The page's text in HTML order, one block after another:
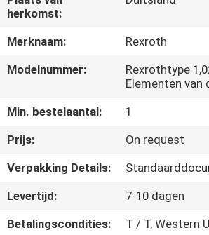
FABRIEKSREIS
CONTACTEER
ONS
VERZOEK
OM EEN
herkomst:
Merknaam:
Rexroth
Modelnummer:
Rexrothtype
Elementen
Min. bestelaantal:
1
Prijs:
On request
Verpakking Details:
Levertijd:
7-10 dagen
Betalingscondities:
T / T, Western